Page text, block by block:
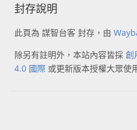
封存說明
此頁為 謀智台客 封存，由
除另有註明外，本站內容皆採 創
4.0 國際 或更新版本授權大眾使